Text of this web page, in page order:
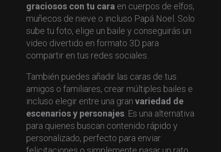
graciosos con tu cara en cuerpos de elfos,
muñecos de nieve o incluso Papá Noel. Solo
sube tu foto, elige un baile y conseguirás un
video divertido en formato 3D para
compartir en tus redes sociales.
También puedes añadir las caras de tus
amigos o familiares, crear múltiples bailes e
incluso elegir entre una gran variedad de
escenarios y personajes. Es una alternativa
para quienes buscan contenido rápido y
personalizado, perfecto para enviar